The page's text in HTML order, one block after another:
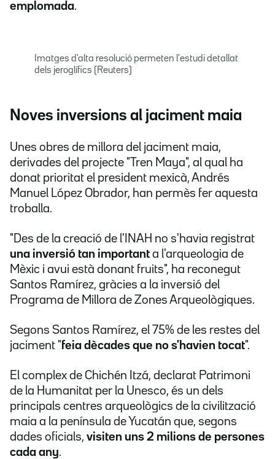
emplomada.
Imatges d'alta resolució permeten l'estudi detallat
dels jeroglífics (Reuters)
Noves inversions al jaciment maia
Unes obres de millora del jaciment maia,
derivades del projecte "Tren Maya", al qual ha
donat prioritat el president mexicà, Andrés
Manuel López Obrador, han permès fer aquesta
troballa.
"Des de la creació de l'INAH no s'havia registrat
una inversió tan important a l'arqueologia de
Mèxic i avui està donant fruits", ha reconegut
Santos Ramírez, gràcies a la inversió del
Programa de Millora de Zones Arqueològiques.
Segons Santos Ramírez, el 75% de les restes del
jaciment " feia dècades que no s'havien tocat".
El complex de Chichén Itzá, declarat Patrimoni
de la Humanitat per la Unesco, és un dels
principals centres arqueològics de la civilització
maia a la península de Yucatán que, segons
dades oficials, visiten uns 2 milions de persones
cada any.